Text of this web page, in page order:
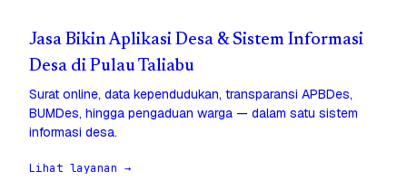
Jasa Bikin Aplikasi Desa & Sistem Informasi
Desa di Pulau Taliabu
Surat online, data kependudukan, transparansi APBDes,
BUMDes, hingga pengaduan warga — dalam satu sistem
informasi desa.
Lihat layanan →